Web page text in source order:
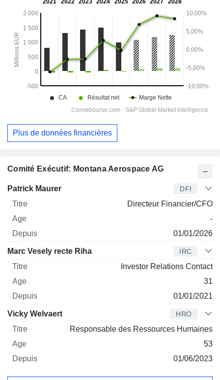
Comité Exécutif: Montana Aerospace AG
Dirigeant Titre
Patrick Maurer DFI
Directeur Financier/CFO
-
01/01/2026
Marc Vesely recte Riha IRC
Investor Relations Contact
31
01/01/2021
Vicky Welvaert HRO
Responsable des Ressources Humaines
53
01/06/2023
Plus de données financières